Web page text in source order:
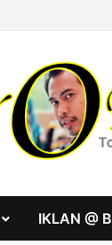
IKLAN @